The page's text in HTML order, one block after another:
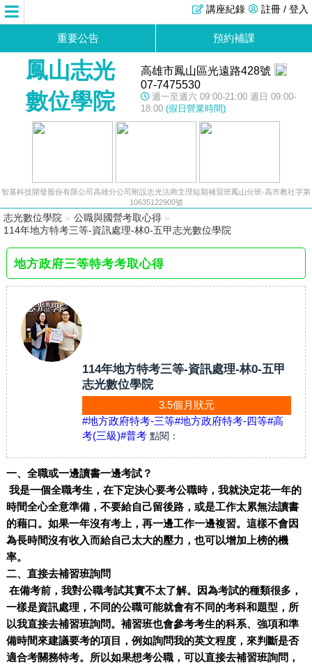
註冊 / 登入
講座紀錄
重要公告 預約補課
鳳山志光
數位學院
高雄市鳳山區光遠路428號
07-7475530
週一至週六 09:00-21:00 週日 09:00-
18:00 (假日營業時間)
智基科技開發股份有限公司高雄分公司附設志光法商文理短期補習班鳳山分班-高市教社字第
10635122900號
志光數位學院 » 公職與國營考取心得 »
114年地方特考三等-資訊處理-林0-五甲志光數位學院
地方政府三等特考考取心得
114年地方特考三等-資訊處理-林0-五甲
志光數位學院
3.5個月狀元
#地方政府特考-三等#地方政府特考-四等#高
考(三級)#普考 點閱：
一、全職或一邊讀書一邊考試？
我是一個全職考生，在下定決心要考公職時，我就決定花一年的
時間全心全意準備，不要給自己留後路，或是工作太累無法讀書
的藉口。如果一年沒有考上，再一邊工作一邊複習。這樣不會因
為長時間沒有收入而給自己太大的壓力，也可以增加上榜的機
率。
二、直接去補習班詢問
在備考前，我對公職考試其實不太了解。因為考試的種類很多，
一樣是資訊處理，不同的公職可能就會有不同的考科和題型，所
以我直接去補習班詢問。補習班也會參考考生的科系、強項和準
備時間來建議要考的項目，例如詢問我的英文程度，來判斷是否
適合考關務特考。所以如果想考公職，可以直接去補習班詢問，